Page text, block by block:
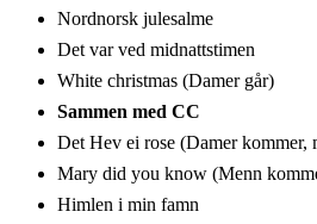
Nordnorsk julesalme
Det var ved midnattstimen
White christmas (Damer går)
Sammen med CC
Det Hev ei rose (Damer kommer,
Mary did you know (Menn
Himlen i min famn